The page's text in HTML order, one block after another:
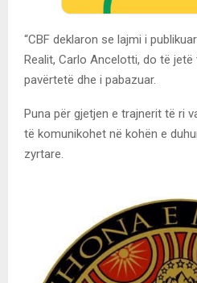
“CBF deklaron se lajmi i
Realit, Carlo Ancelotti, do të
pavërtetë dhe i pabazuar.
Puna për gjetjen e trajnerit të ri
të komunikohet në kohën e
zyrtare.